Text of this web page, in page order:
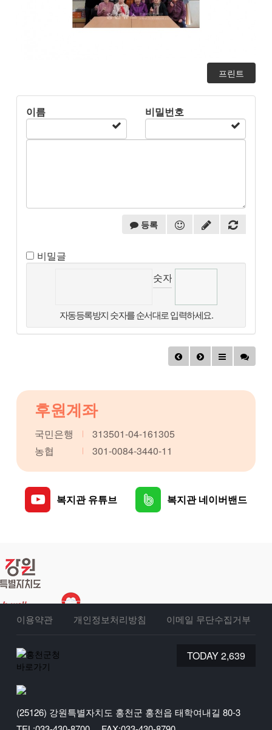
프린트
이름 비밀번호
등록
비밀글
숫자음성듣기
자동등록방지 숫자를 순서대로 입력하세요.
후원계좌
국민은행
313501-04-161305
농협
301-0084-3440-11
복지관 유튜브 복지관 네이버밴드
이용약관 개인정보처리방침 이메일 무단수집거부
(25126) 강원특별자치도 홍천군 홍천읍 태학여내길 80-3
TODAY 2,639